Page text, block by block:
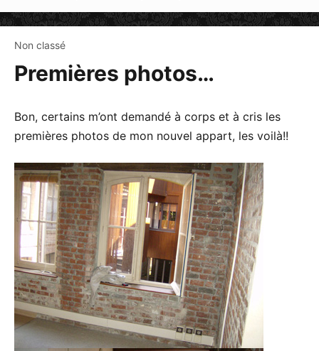
Non classé
Premières photos…
Bon, certains m’ont demandé à corps et à cris les
premières photos de mon nouvel appart, les voilà!!